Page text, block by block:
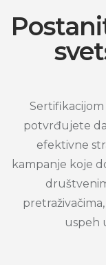
potvrđujete
efektivne
kampanje koje
uspeh